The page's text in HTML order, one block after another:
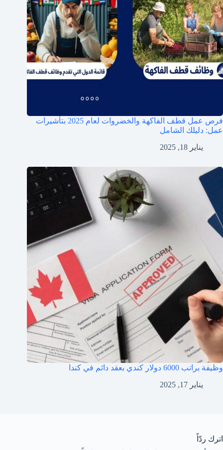
فرص عمل قطف الفاكهة والخضروات لعام 2025 بتأشيرات
عمل: دليلك الشامل
يناير 18, 2025
وظيفة براتب 6000 دولار كندي بعقد دائم في كندا
يناير 17, 2025
اترك ردّاً